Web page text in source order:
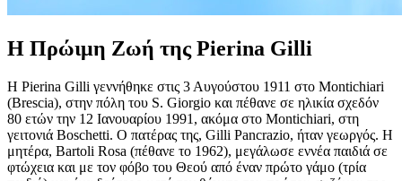
Η Πρώιμη Ζωή της Pierina Gilli
Η Pierina Gilli γεννήθηκε στις 3 Αυγούστου 1911 στο Montichiari
(Brescia), στην πόλη του S. Giorgio και πέθανε σε ηλικία σχεδόν
80 ετών την 12 Ιανουαρίου 1991, ακόμα στο Montichiari, στη
γειτονιά Boschetti. Ο πατέρας της, Gilli Pancrazio, ήταν γεωργός. Η
μητέρα, Bartoli Rosa (πέθανε το 1962), μεγάλωσε εννέα παιδιά σε
φτώχεια και με τον φόβο του Θεού από έναν πρώτο γάμο (τρία